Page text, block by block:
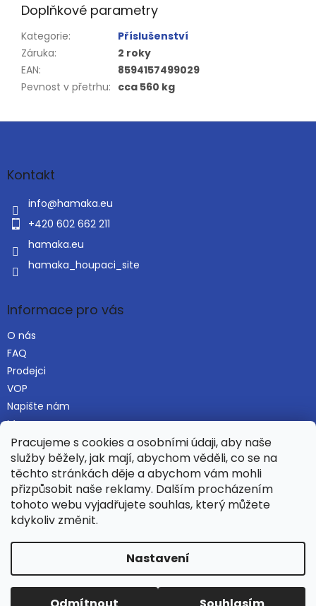
Pracujeme s cookies a osobními údaji, aby naše
služby běžely, jak mají, abychom věděli, co se na
těchto stránkách děje a abychom vám mohli
přizpůsobit naše reklamy. Dalším procházením
tohoto webu vyjadřujete souhlas, který můžete
kdykoliv změnit.
Nastavení
Doplňkové parametry
Kategorie:
Příslušenství
Záruka:
2 roky
EAN:
8594157499029
Pevnost v přetrhu: cca 560 kg
Z
aKontakt
info@hamaka.eu
+420 602 662 211
hamaka.eu
hamaka_houpaci_site
Informace pro vás
O nás
FAQ
Prodejci
VOP
Napište nám
Mapa serveru
Najdete nás i na Alza.cz
Copyright 2026Hamaka.eu. Všechna práva vyhrazena.